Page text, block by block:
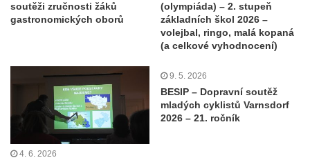
soutěži zručnosti žáků
gastronomických oborů
(olympiáda) – 2. stupeň
základních škol 2026 –
volejbal, ringo, malá kopaná
(a celkové vyhodnocení)
4. 6. 2026
9. 5. 2026
BESIP – Dopravní soutěž
mladých cyklistů Varnsdorf
2026 – 21. ročník